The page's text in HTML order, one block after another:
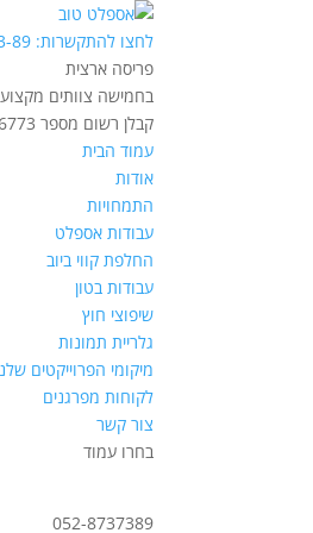
לחצו להתקשרות: 052-873-73-89
פריסה ארצית
בחמישה צוותים
קבלן רשום מספר 36773
עמוד הבית
אודות
התמחויות
עבודות אספלט
החלפת קווי ביוב
עבודות בטון
שיפוצי חוץ
גלריית תמונות
מיקומי הפרוייקטים
לקוחות מפרגנים
צור קשר
בחרו עמוד
052-8737389